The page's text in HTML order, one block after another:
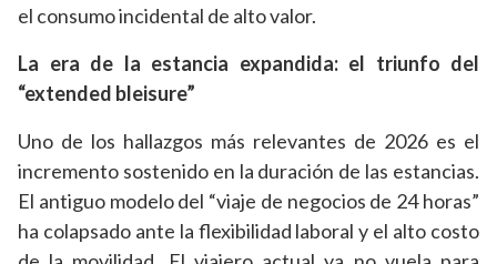
el consumo incidental de alto valor.
La era de la estancia expandida: el triunfo del
“extended bleisure”
Uno de los hallazgos más relevantes de 2026 es el
incremento sostenido en la duración de las estancias.
El antiguo modelo del “viaje de negocios de 24 horas”
ha colapsado ante la flexibilidad laboral y el alto costo